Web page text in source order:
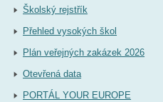
Školský rejstřík
Přehled vysokých škol
Plán veřejných zakázek 2026
Otevřená data
PORTÁL YOUR EUROPE